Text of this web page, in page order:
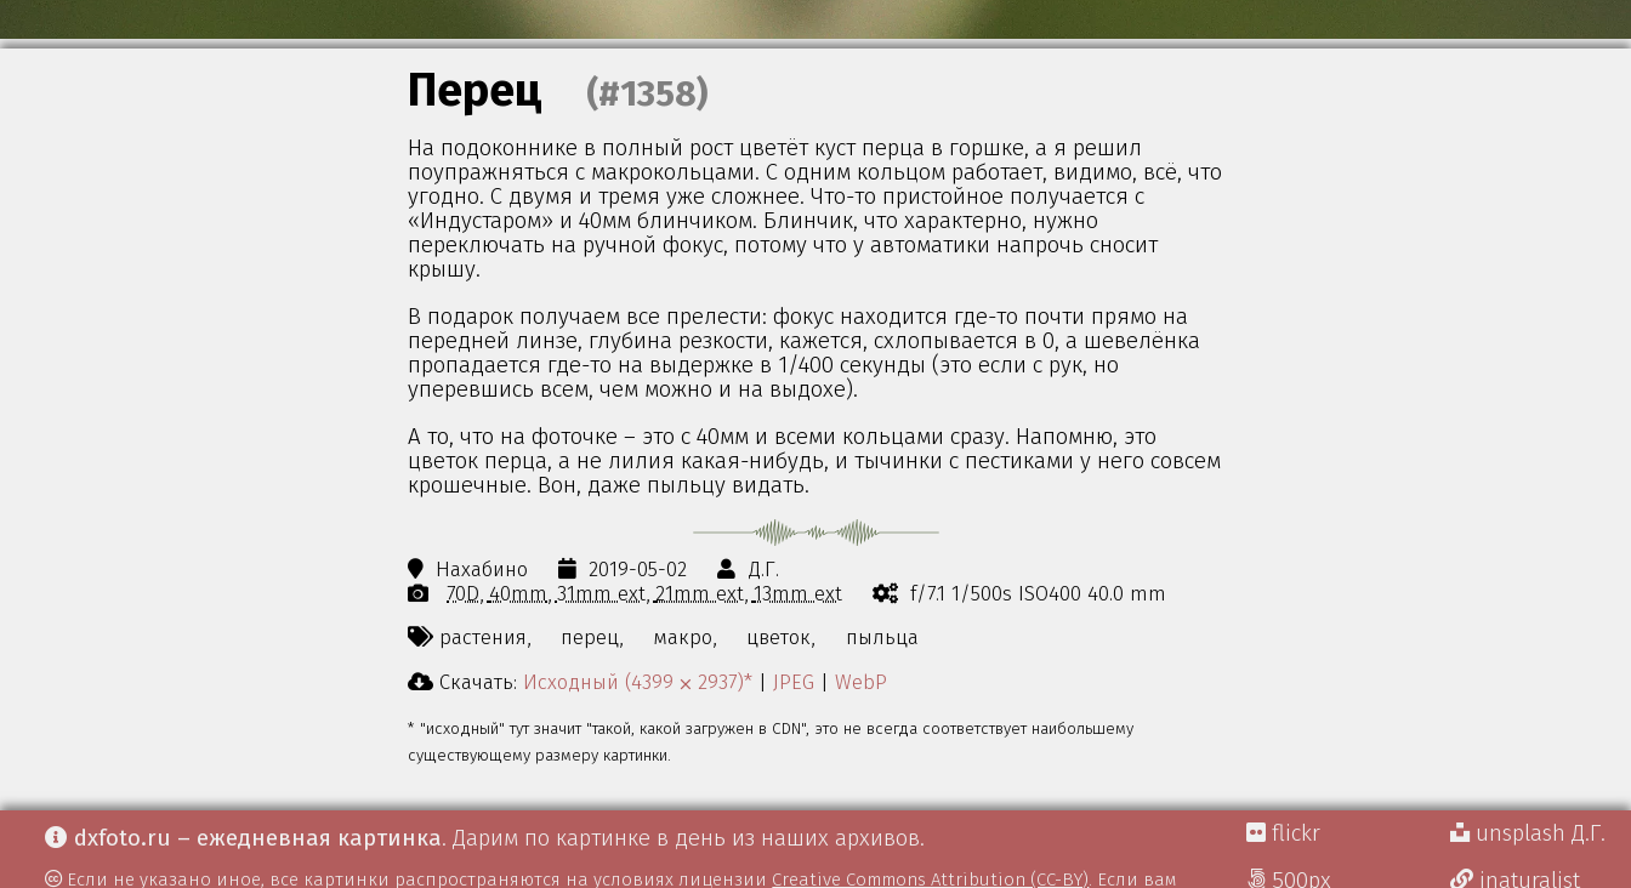
Перец (#1358)
На подоконнике в полный рост цветёт куст перца в горшке, а я решил
поупражняться с макрокольцами. С одним кольцом работает, видимо, всё, что
угодно. С двумя и тремя уже сложнее. Что-то пристойное получается с
«Индустаром» и 40мм блинчиком. Блинчик, что характерно, нужно
переключать на ручной фокус, потому что у автоматики напрочь сносит
крышу.
В подарок получаем все прелести: фокус находится где-то почти прямо на
передней линзе, глубина резкости, кажется, схлопывается в 0, а шевелёнка
пропадается где-то на выдержке в 1/400 секунды (это если с рук, но
уперевшись всем, чем можно и на выдохе).
А то, что на фоточке – это с 40мм и всеми кольцами сразу. Напомню, это
цветок перца, а не лилия какая-нибудь, и тычинки с пестиками у него совсем
крошечные. Вон, даже пыльцу видать.
Нахабино 2019-05-02
Д.Г.
70D 40mm 31mm ext 21mm ext 13mm ext
f/7.1 1/500s ISO400 40.0 mm
растения,
перец, макро, цветок,
пыльца
Скачать: Исходный (4399 ⨉ 2937)* JPEG WebP
* "исходный" тут значит "такой, какой загружен в CDN", это не всегда соответствует наибольшему
существующему размеру картинки.
dxfoto.ru – ежедневная картинка. Дарим по картинке в день из наших архивов.
Если не указано иное, все картинки распространяются на условиях лицензии Creative Commons Attribution (CC-BY). Если вам
flickr
500px
unsplash Д.Г.
inaturalist